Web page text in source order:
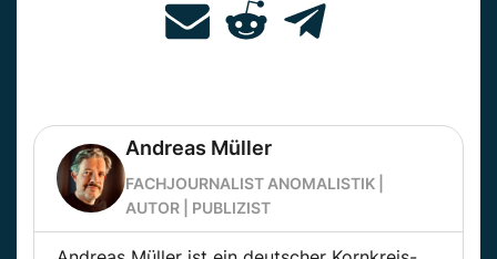
Andreas Müller
FACHJOURNALIST ANOMALISTIK |
AUTOR | PUBLIZIST